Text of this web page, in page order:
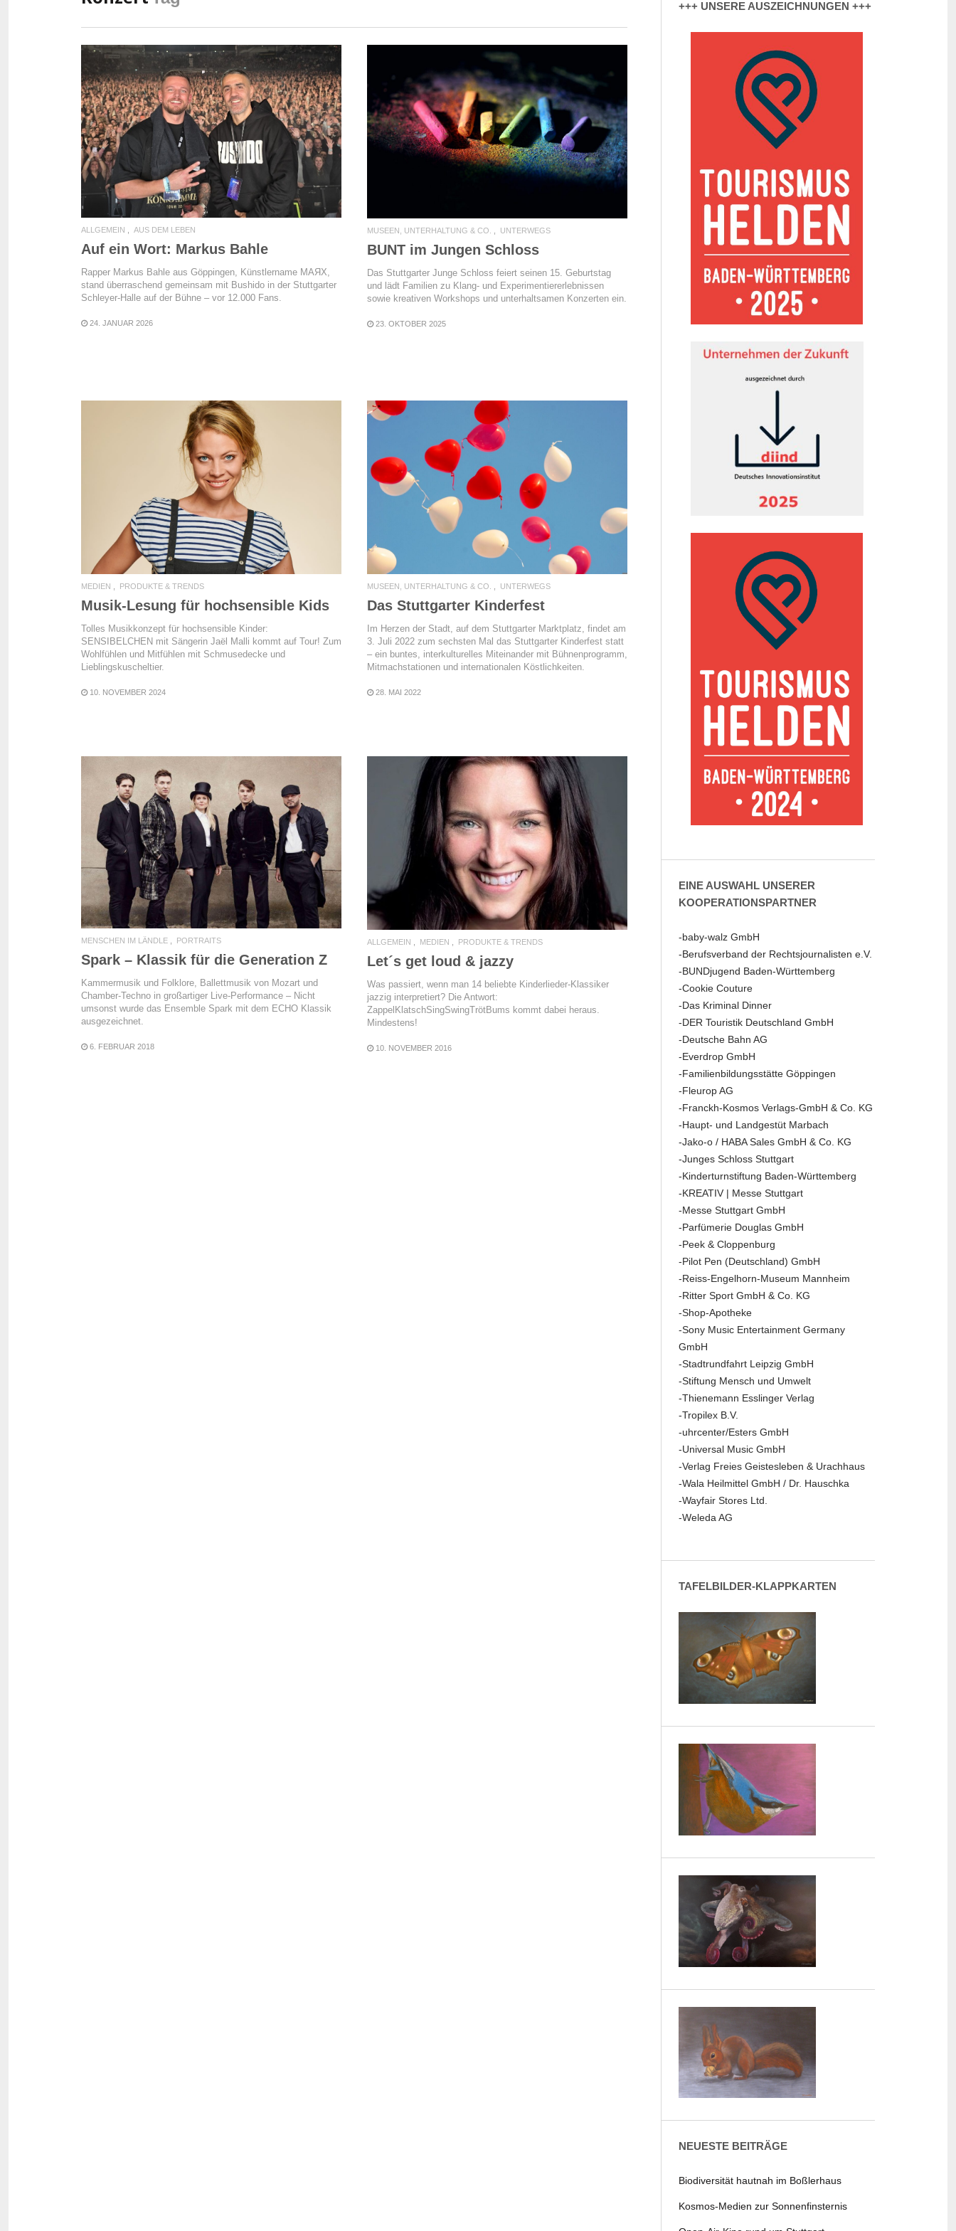
READ MORE
ALLGEMEIN AUS DEM LEBEN
Auf ein Wort: Markus Bahle
Rapper Markus Bahle aus Göppingen, Künstlername MAЯX,
stand überraschend gemeinsam mit Bushido in der Stuttgarter
Schleyer-Halle auf der Bühne – vor 12.000 Fans.
24. JANUAR 2026
READ MORE
MUSEEN, UNTERHALTUNG & CO. UNTERWEGS
BUNT im Jungen Schloss
Das Stuttgarter Junge Schloss feiert seinen 15. Geburtstag
und lädt Familien zu Klang- und Experimentiererlebnissen
sowie kreativen Workshops und unterhaltsamen Konzerten ein.
23. OKTOBER 2025
READ MORE
MEDIEN PRODUKTE & TRENDS
Musik-Lesung für hochsensible Kids
Tolles Musikkonzept für hochsensible Kinder:
SENSIBELCHEN mit Sängerin Jaël Malli kommt auf Tour! Zum
Wohlfühlen und Mitfühlen mit Schmusedecke und
Lieblingskuscheltier.
10. NOVEMBER 2024
READ MORE
MUSEEN, UNTERHALTUNG & CO. UNTERWEGS
Das Stuttgarter Kinderfest
Im Herzen der Stadt, auf dem Stuttgarter Marktplatz, findet am
3. Juli 2022 zum sechsten Mal das Stuttgarter Kinderfest statt
– ein buntes, interkulturelles Miteinander mit Bühnenprogramm,
Mitmachstationen und internationalen Köstlichkeiten.
28. MAI 2022
READ MORE
MENSCHEN IM LÄNDLE PORTRAITS
Spark – Klassik für die Generation Z
Kammermusik und Folklore, Ballettmusik von Mozart und
Chamber-Techno in großartiger Live-Performance – Nicht
umsonst wurde das Ensemble Spark mit dem ECHO Klassik
ausgezeichnet.
6. FEBRUAR 2018
READ MORE
ALLGEMEIN MEDIEN PRODUKTE & TRENDS
Let´s get loud & jazzy
Was passiert, wenn man 14 beliebte Kinderlieder-Klassiker
jazzig interpretiert? Die Antwort:
ZappelKlatschSingSwingTrötBums kommt dabei heraus.
Mindestens!
10. NOVEMBER 2016
+++ UNSERE AUSZEICHNUNGEN +++
EINE AUSWAHL UNSERER
KOOPERATIONSPARTNER
-baby-walz GmbH
-Berufsverband der Rechtsjournalisten e.V.
-BUNDjugend Baden-Württemberg
-Cookie Couture
-Das Kriminal Dinner
-DER Touristik Deutschland GmbH
-Deutsche Bahn AG
-Everdrop GmbH
-Familienbildungsstätte Göppingen
-Fleurop AG
-Franckh-Kosmos Verlags-GmbH & Co. KG
-Haupt- und Landgestüt Marbach
-Jako-o / HABA Sales GmbH & Co. KG
-Junges Schloss Stuttgart
-Kinderturnstiftung Baden-Württemberg
-KREATIV | Messe Stuttgart
-Messe Stuttgart GmbH
-Parfümerie Douglas GmbH
-Peek & Cloppenburg
-Pilot Pen (Deutschland) GmbH
-Reiss-Engelhorn-Museum Mannheim
-Ritter Sport GmbH & Co. KG
-Shop-Apotheke
-Sony Music Entertainment Germany
GmbH
-Stadtrundfahrt Leipzig GmbH
-Stiftung Mensch und Umwelt
-Thienemann Esslinger Verlag
-Tropilex B.V.
-uhrcenter/Esters GmbH
-Universal Music GmbH
-Verlag Freies Geistesleben & Urachhaus
-Wala Heilmittel GmbH / Dr. Hauschka
-Wayfair Stores Ltd.
-Weleda AG
TAFELBILDER-KLAPPKARTEN
NEUESTE BEITRÄGE
Biodiversität hautnah im Boßlerhaus
Kosmos-Medien zur Sonnenfinsternis